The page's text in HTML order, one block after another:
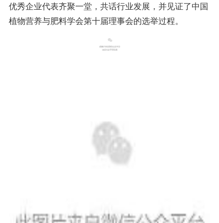
优秀企业代表齐聚一堂，共话行业发展，并见证了中国
植物营养与肥料学会第十届理事会的选举过程。